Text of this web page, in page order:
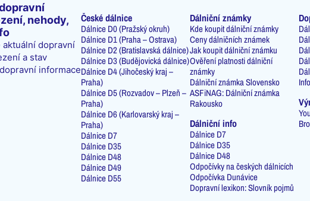
nehody,
aktuální dopravní
a stav
informace
České dálnice
Dálnice D0 (Pražský okruh)
Dálnice D1 (Praha – Ostrava)
Dálnice D2 (Bratislavská dálnice)
Dálnice D3 (Budějovická dálnice)
Dálnice D4 (Jihočeský kraj –
Praha)
Dálnice D5 (Rozvadov – Plzeň –
Praha)
Dálnice D6 (Karlovarský kraj –
Praha)
Dálnice D7
Dálnice D35
Dálnice D48
Dálnice D49
Dálnice D55
Dálniční známky
Kde koupit dálniční známky
Ceny dálničních známek
Jak koupit dálniční známku
Ověření platnosti dálniční
známky
Dálniční známka Slovensko
ASFiNAG: Dálniční známka
Rakousko
Dálniční info
Dálnice D7
Dálnice D35
Dálnice D48
Odpočívky na českých dálnicích
Odpočívka Dunávice
Dopravní lexikon: Slovník pojmů